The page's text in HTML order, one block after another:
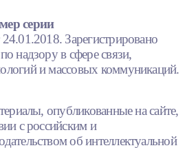
серии
Зарегистрировано
надзору в сфере связи,
и массовых коммуникаций.
опубликованные на сайте,
с российским и
об интеллектуальной